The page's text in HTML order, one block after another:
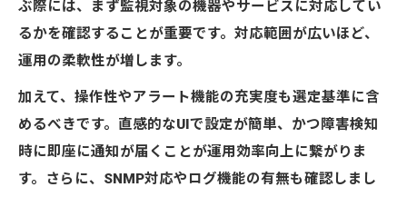
ぶ際には、まず監視対象の機器やサービスに対応してい
るかを確認することが重要です。対応範囲が広いほど、
運用の柔軟性が増します。
加えて、操作性やアラート機能の充実度も選定基準に含
めるべきです。直感的なUIで設定が簡単、かつ障害検知
時に即座に通知が届くことが運用効率向上に繋がりま
す。さらに、SNMP対応やログ機能の有無も確認しまし